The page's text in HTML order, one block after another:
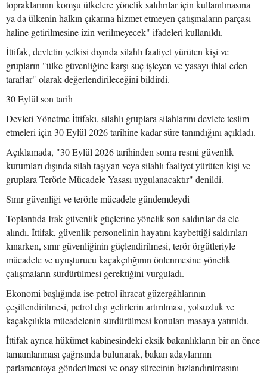
topraklarının komşu ülkelere yönelik saldırılar için kullanılmasına
ya da ülkenin halkın çıkarına hizmet etmeyen çatışmaların parçası
haline getirilmesine izin verilmeyecek" ifadeleri kullanıldı.
İttifak, devletin yetkisi dışında silahlı faaliyet yürüten kişi ve
grupların "ülke güvenliğine karşı suç işleyen ve yasayı ihlal eden
taraflar" olarak değerlendirileceğini bildirdi.
30 Eylül son tarih
Devleti Yönetme İttifakı, silahlı gruplara silahlarını devlete teslim
etmeleri için 30 Eylül 2026 tarihine kadar süre tanındığını açıkladı.
Açıklamada, "30 Eylül 2026 tarihinden sonra resmi güvenlik
kurumları dışında silah taşıyan veya silahlı faaliyet yürüten kişi ve
gruplara Terörle Mücadele Yasası uygulanacaktır" denildi.
Sınır güvenliği ve terörle mücadele gündemdeydi
Toplantıda Irak güvenlik güçlerine yönelik son saldırılar da ele
alındı. İttifak, güvenlik personelinin hayatını kaybettiği saldırıları
kınarken, sınır güvenliğinin güçlendirilmesi, terör örgütleriyle
mücadele ve uyuşturucu kaçakçılığının önlenmesine yönelik
çalışmaların sürdürülmesi gerektiğini vurguladı.
Ekonomi başlığında ise petrol ihracat güzergâhlarının
çeşitlendirilmesi, petrol dışı gelirlerin artırılması, yolsuzluk ve
kaçakçılıkla mücadelenin sürdürülmesi konuları masaya yatırıldı.
İttifak ayrıca hükümet kabinesindeki eksik bakanlıkların bir an önce
tamamlanması çağrısında bulunarak, bakan adaylarının
parlamentoya gönderilmesi ve onay sürecinin hızlandırılmasını